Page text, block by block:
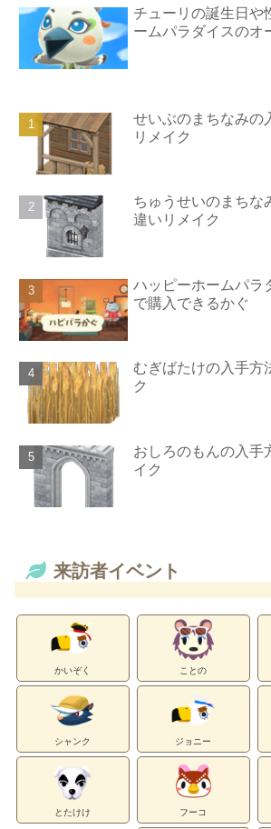
チューリの誕生日や
ームパラダイスのオ
せいぶのまちなみの
リメイク
ちゅうせいのまちな
違いリメイク
ハッピーホームパラ
で購入できるかぐ
むぎばたけの入手方
ク
おしろのもんの入手
イク
来訪者イベント
かいぞく ことの
シャンク ジョニー
とたけけ フーコ